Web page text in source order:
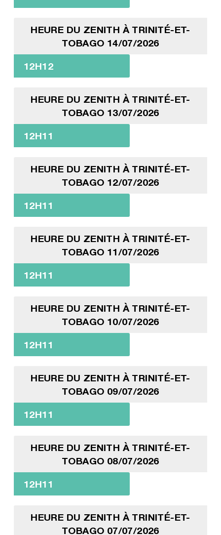
HEURE DU ZENITH À TRINITÉ-ET-
TOBAGO 14/07/2026
12H12
HEURE DU ZENITH À TRINITÉ-ET-
TOBAGO 13/07/2026
12H11
HEURE DU ZENITH À TRINITÉ-ET-
TOBAGO 12/07/2026
12H11
HEURE DU ZENITH À TRINITÉ-ET-
TOBAGO 11/07/2026
12H11
HEURE DU ZENITH À TRINITÉ-ET-
TOBAGO 10/07/2026
12H11
HEURE DU ZENITH À TRINITÉ-ET-
TOBAGO 09/07/2026
12H11
HEURE DU ZENITH À TRINITÉ-ET-
TOBAGO 08/07/2026
12H11
HEURE DU ZENITH À TRINITÉ-ET-
TOBAGO 07/07/2026